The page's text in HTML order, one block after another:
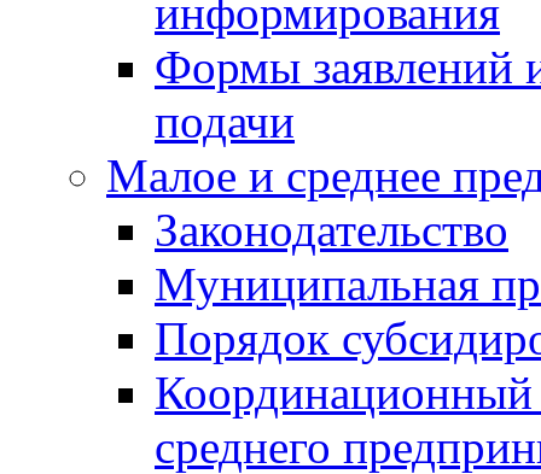
информирования
Формы заявлений
подачи
Малое и среднее
Законодательство
Муниципальная
Порядок
Координационный
среднего